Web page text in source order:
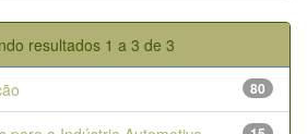
resultados 1 a 3 de 3
80